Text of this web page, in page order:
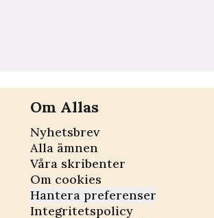
Om Allas
Nyhetsbrev
Alla ämnen
Våra skribenter
Om cookies
Hantera preferenser
Integritetspolicy